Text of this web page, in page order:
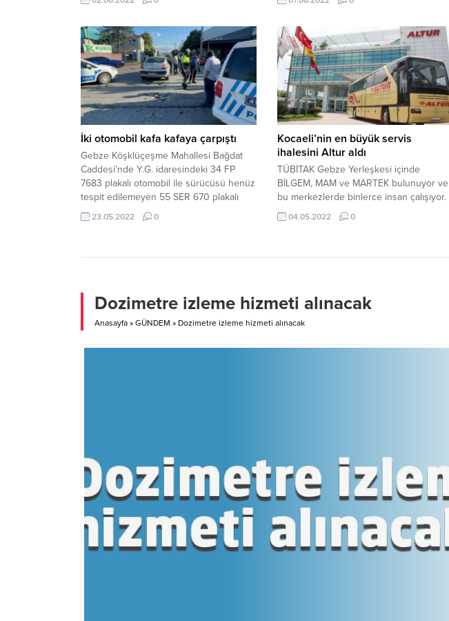
Genel Müdürlüğü Kocaeli İli Gebze İlçesi
Hatları Bakım, Onarım Ve Yenileme
İnşaatı Yapım İşi 09.06.2022
saat:10.00’da İSU Genel Müdürlüğü A
Blok A-202 nolu İhale Salonu İzmit /
KOCAELİ gerçekleştirilecek.Ayrıntılı bilgi
için tıklayınız…
İki otomobil kafa kafaya çarpıştı
Gebze Köşklüçeşme Mahallesi Bağdat
Caddesi’nde Y.G. idaresindeki 34 FP
7683 plakalı otomobil ile sürücüsü henüz
tespit edilemeyen 55 SER 670 plakalı
otomobil çarpıştı. Yaralanan sürücü Y.G,
Fatih Devlet Hastanesi’ne kaldırıldı. Polis
23.05.2022 0
Kocaeli’nin en büyük servis
ihalesini Altur aldı
TÜBİTAK Gebze Yerleşkesi içinde
BİLGEM, MAM ve MARTEK bulunuyor ve
bu merkezlerde binlerce insan çalışıyor.
İşte bu çalışanların servis taşımacılığı işi
için TÜBİTAK tarafından açık ihaleye
04.05.2022 0
Dozimetre izleme hizmeti alınacak
Anasayfa » GÜNDEM » Dozimetre izleme hizmeti alınacak